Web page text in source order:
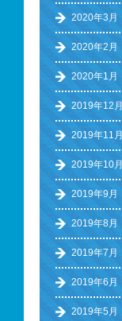
2020年3月
2020年2月
2020年1月
2019年12月
2019年11月
2019年10月
2019年9月
2019年8月
2019年7月
2019年6月
2019年5月